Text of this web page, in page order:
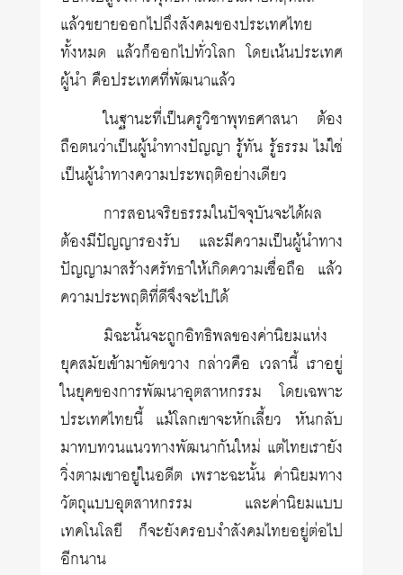
แล้วขยายออกไปถึงสังคมของประเทศไทย
ทั้งหมด แล้วก็ออกไปทั่วโลก โดยเน้นประเทศ
ผู้นำ คือประเทศที่พัฒนาแล้ว
ในฐานะที่เป็นครูวิชาพุทธศาสนา ต้อง
ถือตนว่าเป็นผู้นำทางปัญญา รู้ทัน รู้ธรรม ไม่ใช่
เป็นผู้นำทางความประพฤติอย่างเดียว
การสอนจริยธรรมในปัจจุบันจะได้ผล
ต้องมีปัญญารองรับ และมีความเป็นผู้นำทาง
ปัญญามาสร้างศรัทธาให้เกิดความเชื่อถือ แล้ว
ความประพฤติที่ดีจึงจะไปได้
มิฉะนั้นจะถูกอิทธิพลของค่านิยมแห่ง
ยุคสมัยเข้ามาขัดขวาง กล่าวคือ เวลานี้ เราอยู่
ในยุคของการพัฒนาอุตสาหกรรม โดยเฉพาะ
ประเทศไทยนี้ แม้โลกเขาจะหักเลี้ยว หันกลับ
มาทบทวนแนวทางพัฒนากันใหม่ แต่ไทยเรายัง
วิ่งตามเขาอยู่ในอดีต เพราะฉะนั้น ค่านิยมทาง
วัตถุแบบอุตสาหกรรม และค่านิยมแบบ
เทคโนโลยี ก็จะยังครอบงำสังคมไทยอยู่ต่อไป
อีกนาน